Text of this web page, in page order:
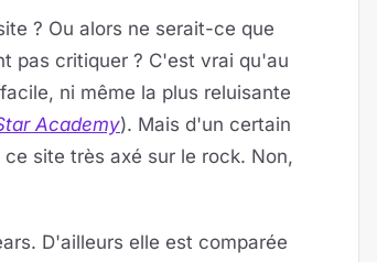
? Ou alors ne serait-ce que
pas critiquer ? C'est vrai qu'au
ni même la plus reluisante
Academy). Mais d'un certain
site très axé sur le rock. Non,
D'ailleurs elle est comparée